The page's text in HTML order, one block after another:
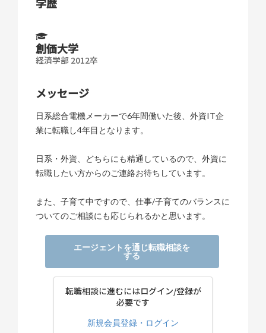
学歴
創価大学
経済学部 2012卒
メッセージ
日系総合電機メーカーで6年間働いた後、外資IT企
業に転職し4年目となります。
日系・外資、どちらにも精通しているので、外資に
転職したい方からのご連絡お待ちしています。
また、子育て中ですので、仕事/子育てのバランスに
ついてのご相談にも応じられるかと思います。
エージェントを通じ転職相談を
する
転職相談に進むにはログイン/登録が
必要です
新規会員登録・ログイン